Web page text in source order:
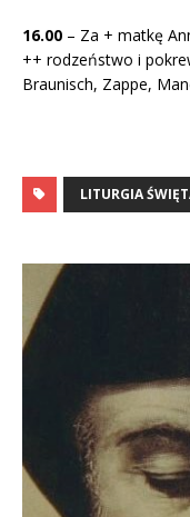
16.00 – Za + matkę
++ rodzeństwo i
Braunisch, Zappe,
LITURGIA